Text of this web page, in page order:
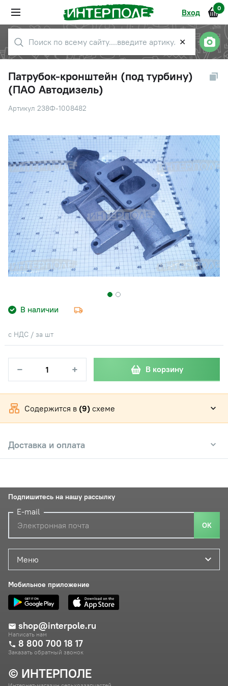
Вход 0
✕
Патрубок-кронштейн (под турбину)
(ПАО Автодизель)
Артикул 238Ф-1008482
В наличии
с НДС / за шт
− + В корзину
Содержится в (9) схеме
Доставка и оплата
© ИНТЕРПОЛЕ
Меню
Мобильное приложение
shop@interpole.ru
Написать нам
8 800 700 18 17
Заказать обратный звонок
Подпишитесь на нашу рассылку
E-mail
ОК